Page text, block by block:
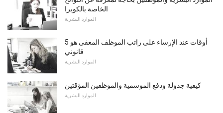
الخاصة بالكوبرا
الموارد البشرية
5 أوقات عند الإرساء على راتب الموظف المعفى هو
قانوني
الموارد البشرية
كيفية جدولة ودفع الموسمية والموظفين المؤقتين
الموارد البشرية